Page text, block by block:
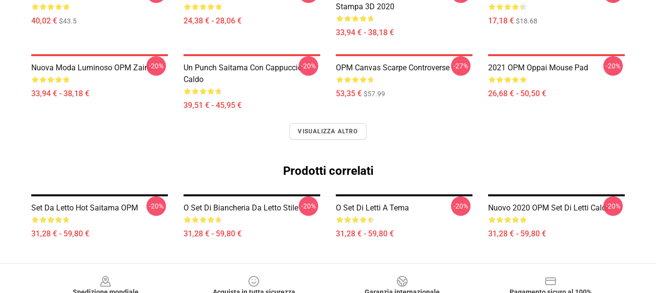
40,02 € $43.5 24,38 € - 28,06 €
Stampa 3D 2020
33,94 € - 38,18 €
17,18 € $18.68
Nuova Moda Luminoso OPM Zaino
33,94 € - 38,18 €
-20%
Un Punch Saitama Con Cappuccio
Caldo
39,51 € - 45,95 €
-20% OPM Canvas Scarpe Controverse
53,35 € $57.99
-27% 2021 OPM Oppai Mouse Pad
26,68 € - 50,50 €
-20%
VISUALIZZA ALTRO
Prodotti correlati
Set Da Letto Hot Saitama OPM
31,28 € - 59,80 €
-20% O Set Di Biancheria Da Letto Stile
31,28 € - 59,80 €
-20% O Set Di Letti A Tema
31,28 € - 59,80 €
-20% Nuovo 2020 OPM Set Di Letti Caldi
31,28 € - 59,80 €
-20%